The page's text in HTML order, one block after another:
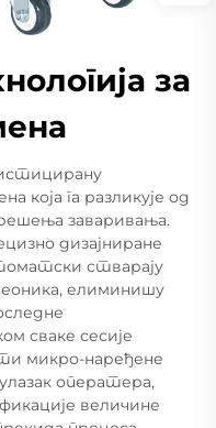
за
која га разликује од
заваривања.
дизајниране
стварају
елиминишу
сваке сесије
микро-наређене
оператера,
величине